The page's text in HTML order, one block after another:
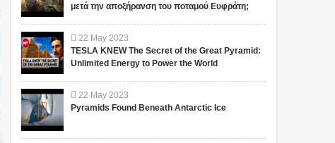
1
"ΣΧΕΔΙΟ ΛΕΩΝΙΔΑΣ": ΤΙ
ΑΥΤΑ ΤΡΕΜΟΥΝ! Οι
μετά την αποξήρανση του ποταμού Ευφράτη;
22 May 2023
TESLA KNEW The Secret of the Great Pyramid:
Unlimited Energy to Power the World
22 May 2023
Pyramids Found Beneath Antarctic Ice